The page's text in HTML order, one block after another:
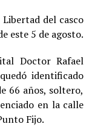
del casco
este 5 de agosto.
Doctor Rafael
identificado
66 años, soltero,
en la calle
Fijo.